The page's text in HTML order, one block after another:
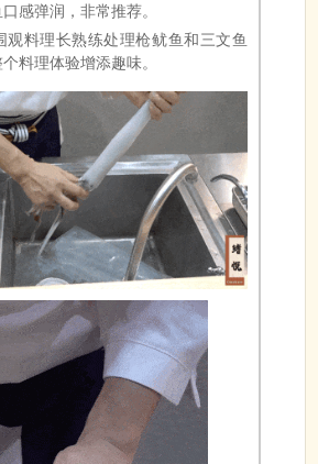
感弹润，非常推荐。
观料理长熟练处理枪鱿鱼和三文鱼
料理体验增添趣味。